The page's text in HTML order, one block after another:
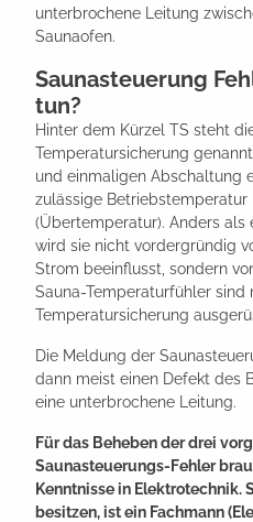
unterbrochene Leitung
Saunaofen.
Saunasteuerung
tun?
Hinter dem Kürzel TS steht
Temperatursicherung
und einmaligen Abschaltung
zulässige Betriebstemperatur
(Übertemperatur). Anders als
wird sie nicht vordergründig
Strom beeinflusst, sondern
Sauna-Temperaturfühler sind
Temperatursicherung
Die Meldung der
dann meist einen Defekt des
eine unterbrochene Leitung.
Für das Beheben der drei
Saunasteuerungs-Fehler
Kenntnisse in Elektrotechnik.
besitzen, ist ein Fachmann